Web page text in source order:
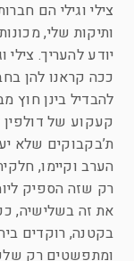
צילי וגילי הם
ותיקות שלי,
יודע להעריך.
ככה קראנו להן
להבדיל בינן חוץ
קעקוע של דולפין
ת’בקבוקים שלא
הערב וקיימו,
רק שזה הספיק
את זה בשלישיה,
בקטנה, רוקדים
ומתפשטים רק